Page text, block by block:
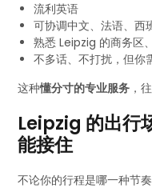
流利英语
可协调中文、法语、西
熟悉 Leipzig 的商务区
不多话、不打扰，但你
这种懂分寸的专业服务 ，
Leipzig 的出行
能接住
不论你的行程是哪一种节